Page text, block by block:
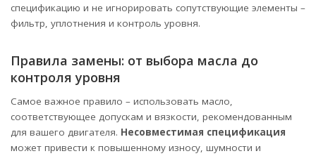
спецификацию и не игнорировать сопутствующие элементы –
фильтр, уплотнения и контроль уровня.
Правила замены: от выбора масла до
контроля уровня
Самое важное правило – использовать масло,
соответствующее допускам и вязкости, рекомендованным
для вашего двигателя. Несовместимая спецификация
может привести к повышенному износу, шумности и